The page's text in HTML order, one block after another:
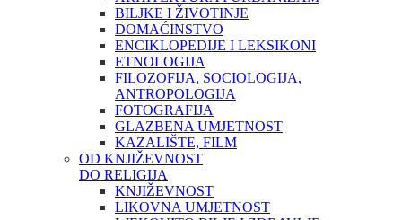
BILJKE I ŽIVOTINJE
DOMAĆINSTVO
ENCIKLOPEDIJE I LEKSIKONI
ETNOLOGIJA
FILOZOFIJA, SOCIOLOGIJA,
ANTROPOLOGIJA
FOTOGRAFIJA
GLAZBENA UMJETNOST
KAZALIŠTE, FILM
OD KNJIŽEVNOST
DO RELIGIJA
KNJIŽEVNOST
LIKOVNA UMJETNOST